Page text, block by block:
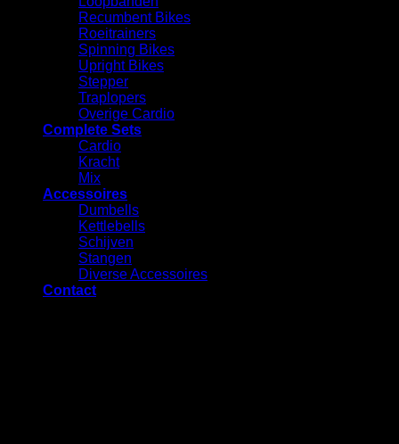
Recumbent Bikes
Roeitrainers
Spinning Bikes
Upright Bikes
Stepper
Traplopers
Overige Cardio
Complete Sets
Cardio
⁠Kracht
Mix
Accessoires
⁠Dumbells
Kettlebells
⁠Schijven
Stangen
Diverse Accessoires
Contact